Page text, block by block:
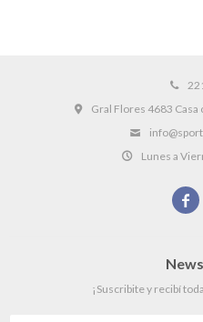
Gral Flores 4683 Casa
Lunes a

¡Suscribite y recibí